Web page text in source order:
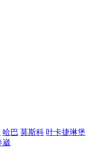
哈巴 莫斯科 叶卡捷琳堡
崴